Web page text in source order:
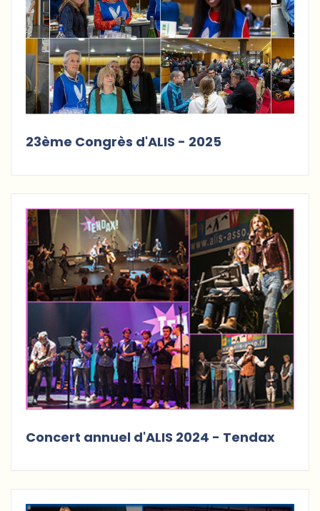
23ème Congrès d'ALIS - 2025
Concert annuel d'ALIS 2024 - Tendax